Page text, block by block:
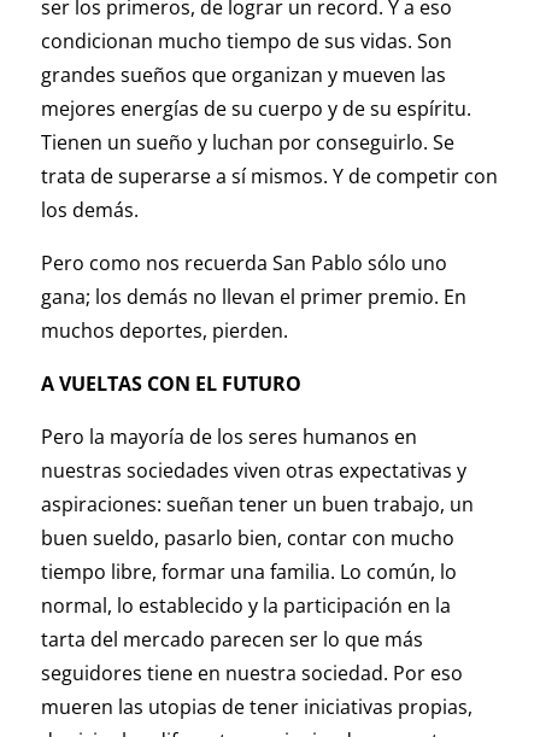
ser los primeros, de lograr un record. Y a eso
condicionan mucho tiempo de sus vidas. Son
grandes sueños que organizan y mueven las
mejores energías de su cuerpo y de su espíritu.
Tienen un sueño y luchan por conseguirlo. Se
trata de superarse a sí mismos. Y de competir con
los demás.
Pero como nos recuerda San Pablo sólo uno
gana; los demás no llevan el primer premio. En
muchos deportes, pierden.
A VUELTAS CON EL FUTURO
Pero la mayoría de los seres humanos en
nuestras sociedades viven otras expectativas y
aspiraciones: sueñan tener un buen trabajo, un
buen sueldo, pasarlo bien, contar con mucho
tiempo libre, formar una familia. Lo común, lo
normal, lo establecido y la participación en la
tarta del mercado parecen ser lo que más
seguidores tiene en nuestra sociedad. Por eso
mueren las utopias de tener iniciativas propias,